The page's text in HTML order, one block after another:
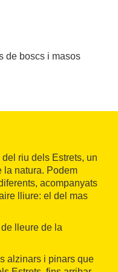
de boscs i masos
riu dels Estrets, un
la natura. Podem
acompanyats
lliure: el del mas
lleure de la
alzinars i pinars que